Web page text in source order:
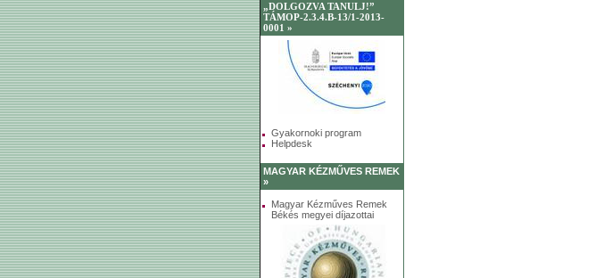
„DOLGOZVA TANULJ!”
TÁMOP-2.3.4.B-13/1-2013-
0001 »
Gyakornoki program
Helpdesk
MAGYAR KÉZMŰVES REMEK
»
Magyar Kézműves Remek
Békés megyei díjazottai